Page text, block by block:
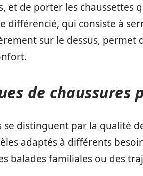
et de porter les chaussettes
différencié, qui consiste à
sur le dessus, permet
de chaussures
distinguent par la qualité
adaptés à différents
balades familiales ou des